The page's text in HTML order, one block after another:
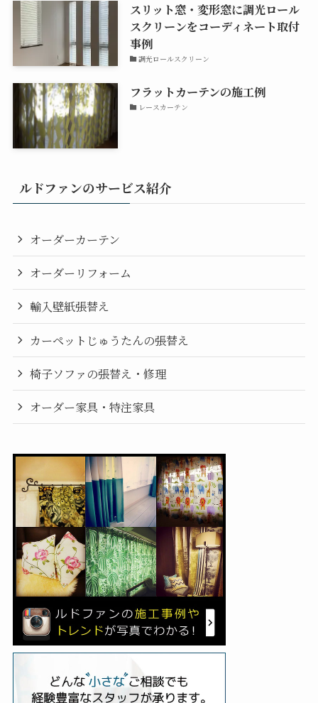
スリット窓・変形窓に調光ロール
スクリーンをコーディネート取付
事例
調光ロールスクリーン
フラットカーテンの施工例
レースカーテン
ルドファンのサービス紹介
オーダーカーテン
オーダーリフォーム
輸入壁紙張替え
カーペットじゅうたんの張替え
椅子ソファの張替え・修理
オーダー家具・特注家具